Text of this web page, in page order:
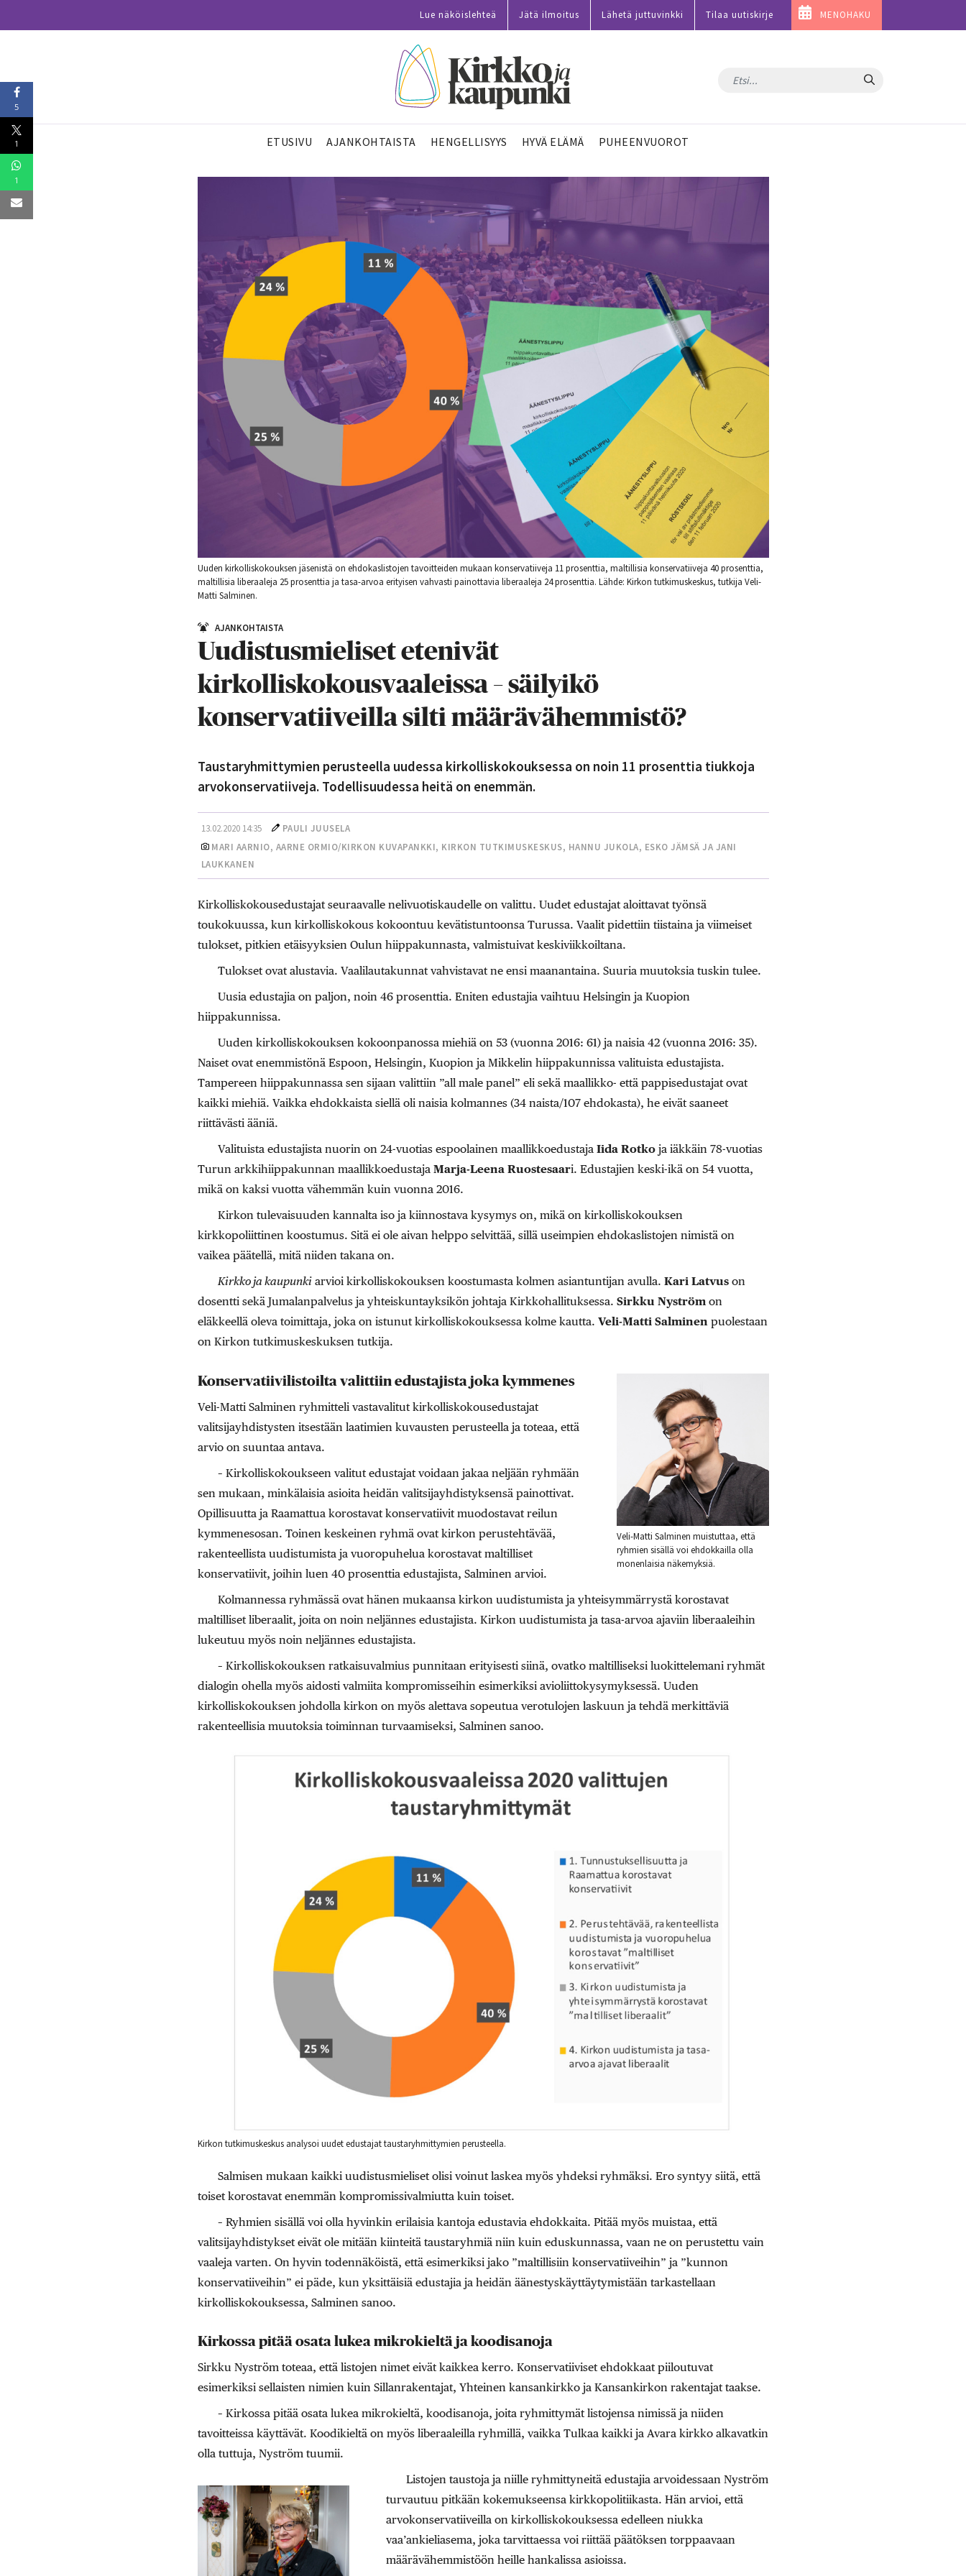
Lue näköislehteä Jätä ilmoitus Lähetä juttuvinkki Tilaa uutiskirje MENOHAKU
Hae
ETUSIVU AJANKOHTAISTA HENGELLISYYS HYVÄ ELÄMÄ PUHEENVUOROT
Uuden kirkolliskokouksen jäsenistä on ehdokaslistojen tavoitteiden mukaan konservatiiveja 11 prosenttia, maltillisia konservatiiveja 40 prosenttia,
maltillisia liberaaleja 25 prosenttia ja tasa-arvoa erityisen vahvasti painottavia liberaaleja 24 prosenttia. Lähde: Kirkon tutkimuskeskus, tutkija Veli-
Matti Salminen.
AJANKOHTAISTA
Uudistusmieliset etenivät
kirkolliskokousvaaleissa – säilyikö
konservatiiveilla silti määrävähemmistö?
Taustaryhmittymien perusteella uudessa kirkolliskokouksessa on noin 11 prosenttia tiukkoja
arvokonservatiiveja. Todellisuudessa heitä on enemmän.
13.02.2020 14:35
PAULI JUUSELA
MARI AARNIO, AARNE ORMIO/KIRKON KUVAPANKKI, KIRKON TUTKIMUSKESKUS, HANNU JUKOLA, ESKO JÄMSÄ JA JANI
LAUKKANEN
Kirkolliskokousedustajat seuraavalle nelivuotiskaudelle on valittu. Uudet edustajat aloittavat työnsä
toukokuussa, kun kirkolliskokous kokoontuu kevätistuntoonsa Turussa. Vaalit pidettiin tiistaina ja viimeiset
tulokset, pitkien etäisyyksien Oulun hiippakunnasta, valmistuivat keskiviikkoiltana.
Tulokset ovat alustavia. Vaalilautakunnat vahvistavat ne ensi maanantaina. Suuria muutoksia tuskin tulee.
Uusia edustajia on paljon, noin 46 prosenttia. Eniten edustajia vaihtuu Helsingin ja Kuopion
hiippakunnissa.
Uuden kirkolliskokouksen kokoonpanossa miehiä on 53 (vuonna 2016: 61) ja naisia 42 (vuonna 2016: 35).
Naiset ovat enemmistönä Espoon, Helsingin, Kuopion ja Mikkelin hiippakunnissa valituista edustajista.
Tampereen hiippakunnassa sen sijaan valittiin ”all male panel” eli sekä maallikko- että pappisedustajat ovat
kaikki miehiä. Vaikka ehdokkaista siellä oli naisia kolmannes (34 naista/107 ehdokasta), he eivät saaneet
riittävästi ääniä.
Valituista edustajista nuorin on 24-vuotias espoolainen maallikkoedustaja Iida Rotkoja iäkkäin 78-vuotias
Turun arkkihiippakunnan maallikkoedustaja Marja-Leena Ruostesaari. Edustajien keski-ikä on 54 vuotta,
mikä on kaksi vuotta vähemmän kuin vuonna 2016.
Kirkon tulevaisuuden kannalta iso ja kiinnostava kysymys on, mikä on kirkolliskokouksen
kirkkopoliittinen koostumus. Sitä ei ole aivan helppo selvittää, sillä useimpien ehdokaslistojen nimistä on
vaikea päätellä, mitä niiden takana on.
Kirkko ja kaupunkiarvioi kirkolliskokouksen koostumasta kolmen asiantuntijan avulla. Kari Latvuson
dosentti sekä Jumalanpalvelus ja yhteiskuntayksikön johtaja Kirkkohallituksessa. Sirkku Nyströmon
eläkkeellä oleva toimittaja, joka on istunut kirkolliskokouksessa kolme kautta. Veli-Matti Salminenpuolestaan
on Kirkon tutkimuskeskuksen tutkija.
Veli-Matti Salminen muistuttaa, että
ryhmien sisällä voi ehdokkailla olla
monenlaisia näkemyksiä.
Konservatiivilistoilta valittiin edustajista joka kymmenes
Veli-Matti Salminen ryhmitteli vastavalitut kirkolliskokousedustajat
valitsijayhdistysten itsestään laatimien kuvausten perusteella ja toteaa, että
arvio on suuntaa antava.
– Kirkolliskokoukseen valitut edustajat voidaan jakaa neljään ryhmään
sen mukaan, minkälaisia asioita heidän valitsijayhdistyksensä painottivat.
Opillisuutta ja Raamattua korostavat konservatiivit muodostavat reilun
kymmenesosan. Toinen keskeinen ryhmä ovat kirkon perustehtävää,
rakenteellista uudistumista ja vuoropuhelua korostavat maltilliset
konservatiivit, joihin luen 40 prosenttia edustajista, Salminen arvioi.
Kolmannessa ryhmässä ovat hänen mukaansa kirkon uudistumista ja yhteisymmärrystä korostavat
maltilliset liberaalit, joita on noin neljännes edustajista. Kirkon uudistumista ja tasa-arvoa ajaviin liberaaleihin
lukeutuu myös noin neljännes edustajista.
– Kirkolliskokouksen ratkaisuvalmius punnitaan erityisesti siinä, ovatko maltilliseksi luokittelemani ryhmät
dialogin ohella myös aidosti valmiita kompromisseihin esimerkiksi avioliittokysymyksessä. Uuden
kirkolliskokouksen johdolla kirkon on myös alettava sopeutua verotulojen laskuun ja tehdä merkittäviä
rakenteellisia muutoksia toiminnan turvaamiseksi, Salminen sanoo.
Kirkon tutkimuskeskus analysoi uudet edustajat taustaryhmittymien perusteella.
Salmisen mukaan kaikki uudistusmieliset olisi voinut laskea myös yhdeksi ryhmäksi. Ero syntyy siitä, että
toiset korostavat enemmän kompromissivalmiutta kuin toiset.
– Ryhmien sisällä voi olla hyvinkin erilaisia kantoja edustavia ehdokkaita. Pitää myös muistaa, että
valitsijayhdistykset eivät ole mitään kiinteitä taustaryhmiä niin kuin eduskunnassa, vaan ne on perustettu vain
vaaleja varten. On hyvin todennäköistä, että esimerkiksi jako ”maltillisiin konservatiiveihin” ja ”kunnon
konservatiiveihin” ei päde, kun yksittäisiä edustajia ja heidän äänestyskäyttäytymistään tarkastellaan
kirkolliskokouksessa, Salminen sanoo.
Kirkossa pitää osata lukea mikrokieltä ja koodisanoja
Sirkku Nyström toteaa, että listojen nimet eivät kaikkea kerro. Konservatiiviset ehdokkaat piiloutuvat
esimerkiksi sellaisten nimien kuin Sillanrakentajat, Yhteinen kansankirkko ja Kansankirkon rakentajat taakse.
– Kirkossa pitää osata lukea mikrokieltä, koodisanoja, joita ryhmittymät listojensa nimissä ja niiden
tavoitteissa käyttävät. Koodikieltä on myös liberaaleilla ryhmillä, vaikka Tulkaa kaikki ja Avara kirkko alkavatkin
olla tuttuja, Nyström tuumii.
Listojen taustoja ja niille ryhmittyneitä edustajia arvoidessaan Nyström
turvautuu pitkään kokemukseensa kirkkopolitiikasta. Hän arvioi, että
arvokonservatiiveilla on kirkolliskokouksessa edelleen niukka
vaa’ankieliasema, joka tarvittaessa voi riittää päätöksen torppaavaan
määrävähemmistöön heille hankalissa asioissa.
5
1
1